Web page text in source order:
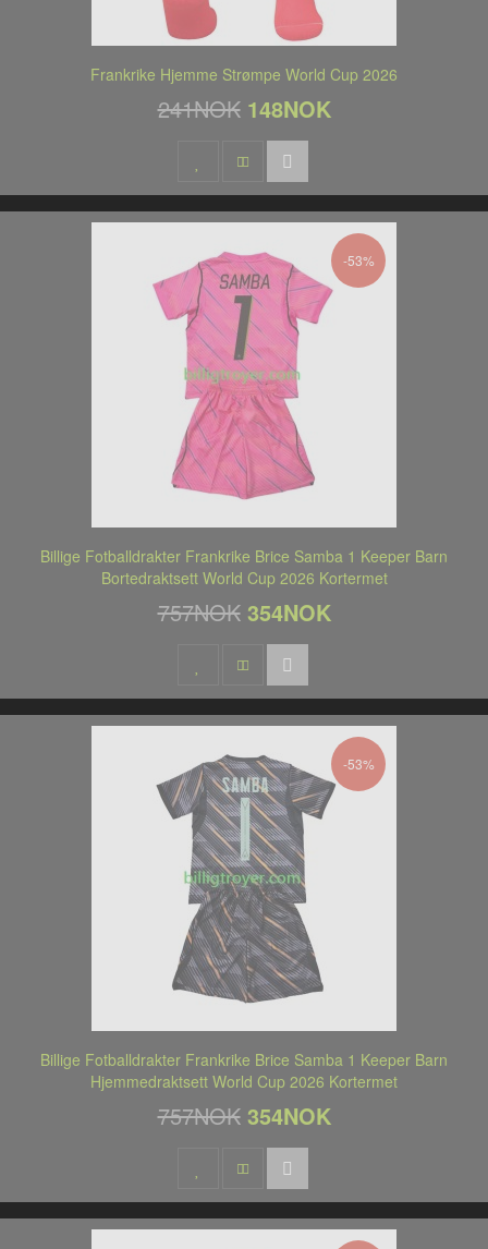
Frankrike Hjemme Strømpe World Cup 2026
241NOK 148NOK
-53%
Billige Fotballdrakter Frankrike Brice Samba 1 Keeper Barn
Bortedraktsett World Cup 2026 Kortermet
757NOK 354NOK
-53%
Billige Fotballdrakter Frankrike Brice Samba 1 Keeper Barn
Hjemmedraktsett World Cup 2026 Kortermet
757NOK 354NOK